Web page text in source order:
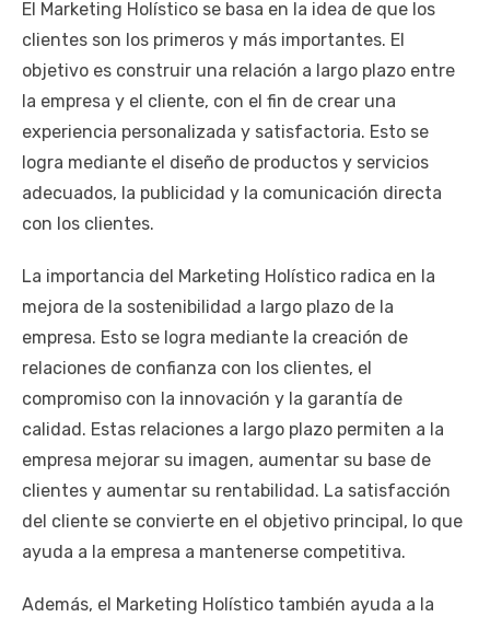
El Marketing Holístico se basa en la idea de que los
clientes son los primeros y más importantes. El
objetivo es construir una relación a largo plazo entre
la empresa y el cliente, con el fin de crear una
experiencia personalizada y satisfactoria. Esto se
logra mediante el diseño de productos y servicios
adecuados, la publicidad y la comunicación directa
con los clientes.
La importancia del Marketing Holístico radica en la
mejora de la sostenibilidad a largo plazo de la
empresa. Esto se logra mediante la creación de
relaciones de confianza con los clientes, el
compromiso con la innovación y la garantía de
calidad. Estas relaciones a largo plazo permiten a la
empresa mejorar su imagen, aumentar su base de
clientes y aumentar su rentabilidad. La satisfacción
del cliente se convierte en el objetivo principal, lo que
ayuda a la empresa a mantenerse competitiva.
Además, el Marketing Holístico también ayuda a la